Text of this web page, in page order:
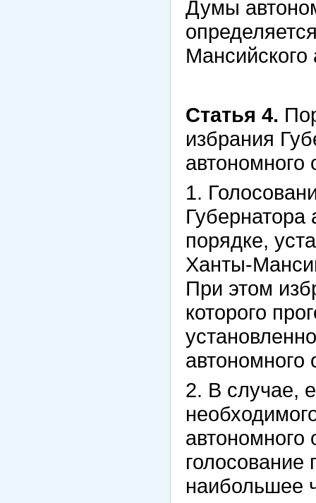
Думы
Статья 4.
избрания
1.
Губернатора
порядке,
Ханты-
При этом
которого
автономного
2. В случае,
автономного
наибольшее